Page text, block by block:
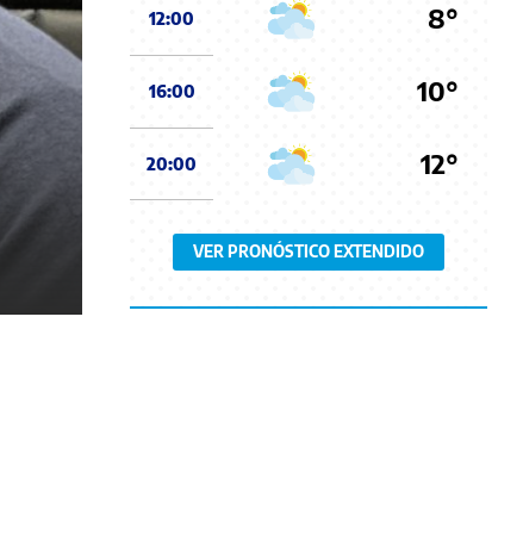
12:00 8°
16:00 10°
20:00 12°
VER PRONÓSTICO EXTENDIDO